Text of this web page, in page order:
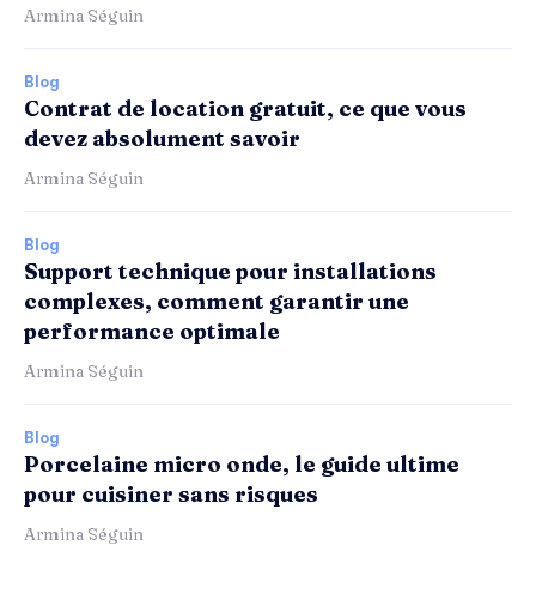
Armina Séguin
Blog
Contrat de location gratuit, ce que vous
devez absolument savoir
Armina Séguin
Blog
Support technique pour installations
complexes, comment garantir une
performance optimale
Armina Séguin
Blog
Porcelaine micro onde, le guide ultime
pour cuisiner sans risques
Armina Séguin